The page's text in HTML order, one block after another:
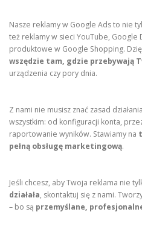
Nasze reklamy w Google Ads to nie
też reklamy w sieci YouTube,
produktowe w Google Shopping.
wszędzie tam, gdzie przebywają
urządzenia czy pory dnia.
Z nami nie musisz znać zasad
wszystkim: od konfiguracji konta,
raportowanie wyników. Stawiamy na
pełną obsługę marketingową.
Jeśli chcesz, aby Twoja reklama nie
działała, skontaktuj się z nami.
– bo są przemyślane,